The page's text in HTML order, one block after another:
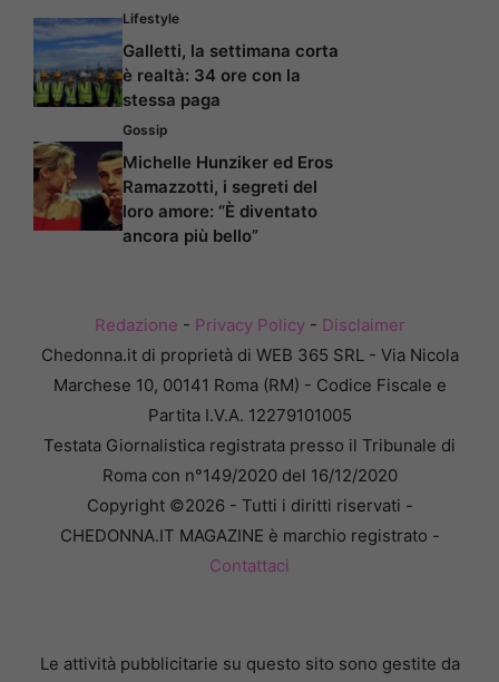
Lifestyle
Galletti, la settimana corta
è realtà: 34 ore con la
stessa paga
Gossip
Michelle Hunziker ed Eros
Ramazzotti, i segreti del
loro amore: “È diventato
ancora più bello”
Redazione - Privacy Policy- Disclaimer
Chedonna.it di proprietà di WEB 365 SRL - Via Nicola
Marchese 10, 00141 Roma (RM) - Codice Fiscale e
Partita I.V.A. 12279101005
Testata Giornalistica registrata presso il Tribunale di
Roma con n°149/2020 del 16/12/2020
Copyright ©2026 - Tutti i diritti riservati -
CHEDONNA.IT MAGAZINE è marchio registrato -
Contattaci
Le attività pubblicitarie su questo sito sono gestite da